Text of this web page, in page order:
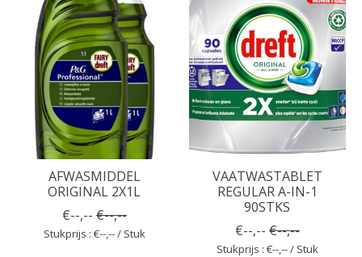
AFWASMIDDEL
ORIGINAL 2X1L
€--,-- €--,--
Stukprijs : €--,-- / Stuk
VAATWASTABLET
REGULAR A-IN-1
90STKS
€--,-- €--,--
Stukprijs : €--,-- / Stuk